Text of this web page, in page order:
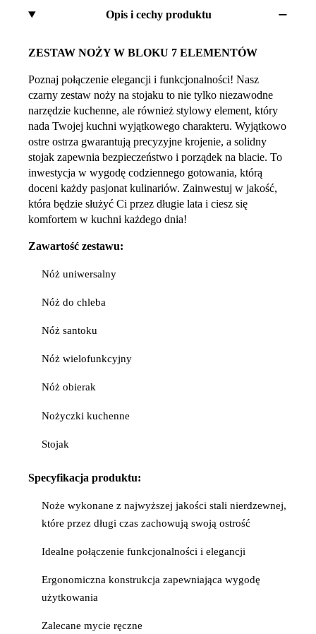
Opis i cechy produktu
ZESTAW NOŻY W BLOKU 7 ELEMENTÓW
Poznaj połączenie elegancji i funkcjonalności! Nasz
czarny zestaw noży na stojaku to nie tylko niezawodne
narzędzie kuchenne, ale również stylowy element, który
nada Twojej kuchni wyjątkowego charakteru. Wyjątkowo
ostre ostrza gwarantują precyzyjne krojenie, a solidny
stojak zapewnia bezpieczeństwo i porządek na blacie. To
inwestycja w wygodę codziennego gotowania, którą
doceni każdy pasjonat kulinariów. Zainwestuj w jakość,
która będzie służyć Ci przez długie lata i ciesz się
komfortem w kuchni każdego dnia!
Zawartość zestawu:
Nóż uniwersalny
Nóż do chleba
Nóż santoku
Nóż wielofunkcyjny
Nóż obierak
Nożyczki kuchenne
Stojak
Specyfikacja produktu:
Noże wykonane z najwyższej jakości stali nierdzewnej,
które przez długi czas zachowują swoją ostrość
Idealne połączenie funkcjonalności i elegancji
Ergonomiczna konstrukcja zapewniająca wygodę
użytkowania
Zalecane mycie ręczne